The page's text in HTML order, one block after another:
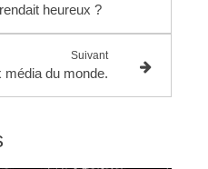
heureux ?
Suivant
média du monde.